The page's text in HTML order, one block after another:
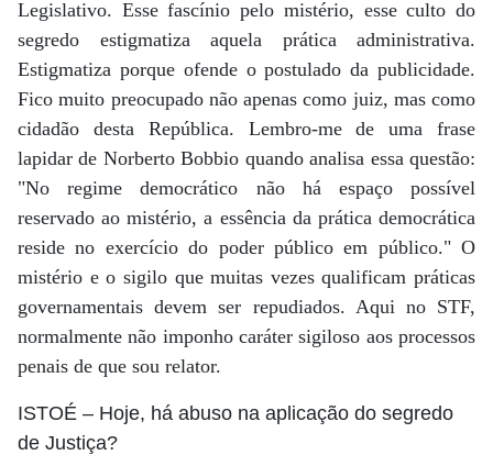
Legislativo. Esse fascínio pelo mistério, esse culto do
segredo estigmatiza aquela prática administrativa.
Estigmatiza porque ofende o postulado da publicidade.
Fico muito preocupado não apenas como juiz, mas como
cidadão desta República. Lembro-me de uma frase
lapidar de Norberto Bobbio quando analisa essa questão:
"No regime democrático não há espaço possível
reservado ao mistério, a essência da prática democrática
reside no exercício do poder público em público." O
mistério e o sigilo que muitas vezes qualificam práticas
governamentais devem ser repudiados. Aqui no STF,
normalmente não imponho caráter sigiloso aos processos
penais de que sou relator.
ISTOÉ – Hoje, há abuso na aplicação do segredo
de Justiça?